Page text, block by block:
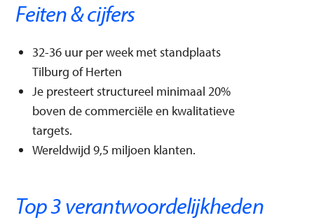
Feiten & cijfers
32-36 uur per week met standplaats
Tilburg of Herten
Je presteert structureel minimaal 20%
boven de commerciële en kwalitatieve
targets.
Wereldwijd 9,5 miljoen klanten.
Top 3 verantwoordelijkheden